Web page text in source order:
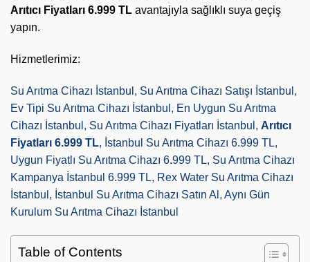
Arıtıcı Fiyatları 6.999 TL avantajıyla sağlıklı suya geçiş
yapın.
Hizmetlerimiz:
Su Arıtma Cihazı İstanbul, Su Arıtma Cihazı Satışı İstanbul,
Ev Tipi Su Arıtma Cihazı İstanbul, En Uygun Su Arıtma
Cihazı İstanbul, Su Arıtma Cihazı Fiyatları İstanbul, Arıtıcı
Fiyatları 6.999 TL, İstanbul Su Arıtma Cihazı 6.999 TL,
Uygun Fiyatlı Su Arıtma Cihazı 6.999 TL, Su Arıtma Cihazı
Kampanya İstanbul 6.999 TL, Rex Water Su Arıtma Cihazı
İstanbul, İstanbul Su Arıtma Cihazı Satın Al, Aynı Gün
Kurulum Su Arıtma Cihazı İstanbul
Table of Contents